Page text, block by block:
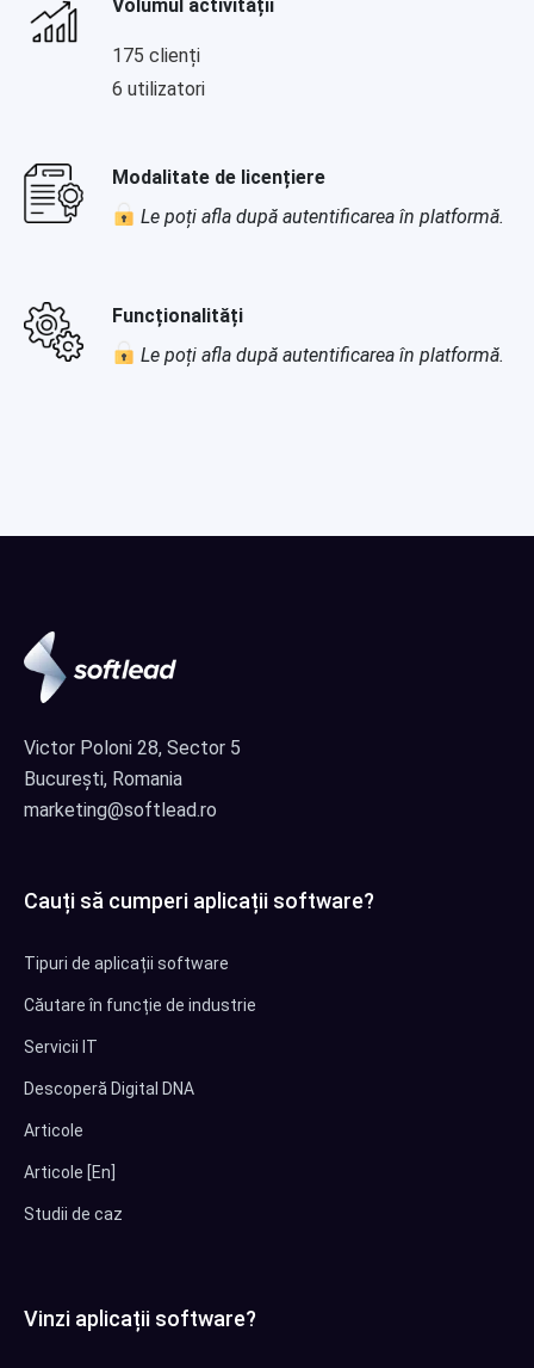
Volumul activității
175 clienți
6 utilizatori
Modalitate de licențiere
Le poți afla după autentificarea în platformă.
Funcționalități
Le poți afla după autentificarea în platformă.
Victor Poloni 28, Sector 5
București, Romania
marketing@softlead.ro
Cauți să cumperi aplicații software?
Tipuri de aplicații software
Căutare în funcție de industrie
Servicii IT
Descoperă Digital DNA
Articole
Articole [En]
Studii de caz
Vinzi aplicații software?